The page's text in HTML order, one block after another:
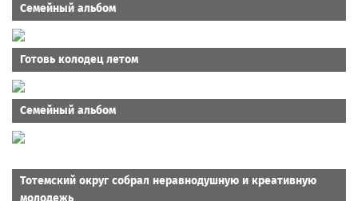
Семейный альбом
Готовь колодец летом
Семейный альбом
Тотемский округ собрал неравнодушную и креативную
молодежь